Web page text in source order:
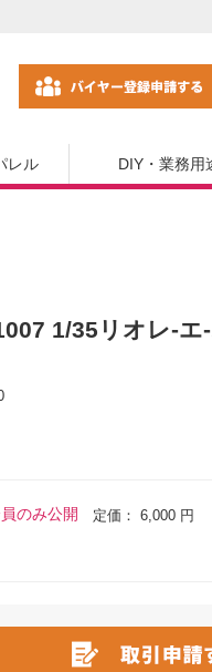
レル DIY・業務用
1/35リオレ-
のみ公開 定価： 6,000 円